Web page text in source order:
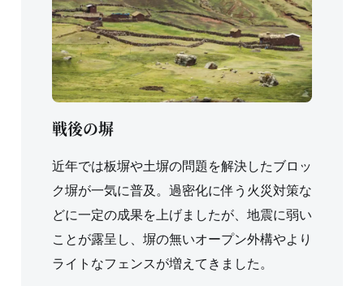
戦後の塀
近年では板塀や土塀の問題を解決したブロッ
ク塀が一気に普及。過密化に伴う火災対策な
どに一定の成果を上げましたが、地震に弱い
ことが露呈し、塀の無いオープン外構やより
ライトなフェンスが増えてきました。